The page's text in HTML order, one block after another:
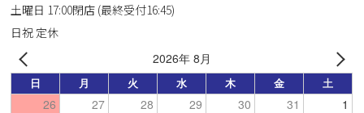
土曜日 17:00閉店 (最終受付16:45)
日祝 定休
2026年 8月
日 月 火 水 木 金 土
26 27 28 29 30 31 1